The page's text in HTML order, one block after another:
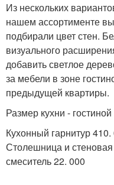
Из нескольких
нашем ассортименте
подбирали цвет стен.
визуального
добавить светлое
за мебели в зоне
предыдущей квартиры.
Размер кухни -
Кухонный гарнитур 410.
Столешница и
смеситель 22. 000